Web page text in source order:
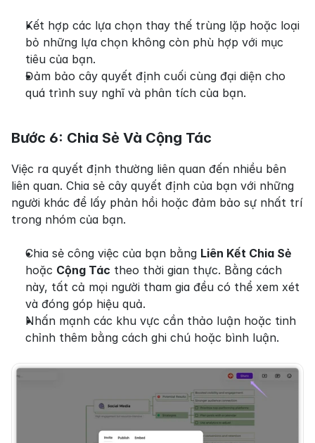
Kết hợp các lựa chọn thay thế trùng lặp hoặc loại
bỏ những lựa chọn không còn phù hợp với mục
tiêu của bạn.
Đảm bảo cây quyết định cuối cùng đại diện cho
quá trình suy nghĩ và phân tích của bạn.
Bước 6: Chia Sẻ Và Cộng Tác
Việc ra quyết định thường liên quan đến nhiều bên
liên quan. Chia sẻ cây quyết định của bạn với những
người khác để lấy phản hồi hoặc đảm bảo sự nhất trí
trong nhóm của bạn.
Chia sẻ công việc của bạn bằng Liên Kết Chia Sẻ
hoặc Cộng Tác theo thời gian thực. Bằng cách
này, tất cả mọi người tham gia đều có thể xem xét
và đóng góp hiệu quả.
Nhấn mạnh các khu vực cần thảo luận hoặc tinh
chỉnh thêm bằng cách ghi chú hoặc bình luận.